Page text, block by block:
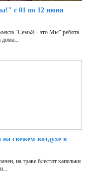
с 01 по 12 июня
"СемьЯ - это Мы" ребята
дома...
свежем воздухе в
на траве блестят капельки